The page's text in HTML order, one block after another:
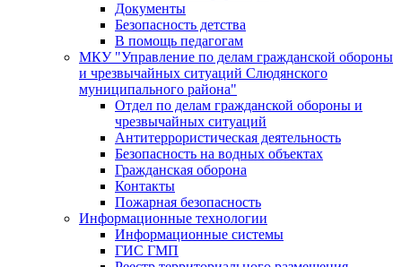
Документы
Безопасность детства
В помощь педагогам
МКУ "Управление по делам гражданской обороны
и чрезвычайных ситуаций Слюдянского
муниципального района"
Отдел по делам гражданской обороны и
чрезвычайных ситуаций
Антитеррористическая деятельность
Безопасность на водных объектах
Гражданская оборона
Контакты
Пожарная безопасность
Информационные технологии
Информационные системы
ГИС ГМП